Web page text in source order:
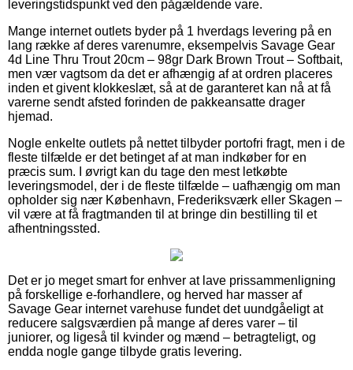
leveringstidspunkt ved den pågældende vare.
Mange internet outlets byder på 1 hverdags levering på en
lang række af deres varenumre, eksempelvis Savage Gear
4d Line Thru Trout 20cm – 98gr Dark Brown Trout – Softbait,
men vær vagtsom da det er afhængig af at ordren placeres
inden et givent klokkeslæt, så at de garanteret kan nå at få
varerne sendt afsted forinden de pakkeansatte drager
hjemad.
Nogle enkelte outlets på nettet tilbyder portofri fragt, men i de
fleste tilfælde er det betinget af at man indkøber for en
præcis sum. I øvrigt kan du tage den mest letkøbte
leveringsmodel, der i de fleste tilfælde – uafhængig om man
opholder sig nær København, Frederiksværk eller Skagen –
vil være at få fragtmanden til at bringe din bestilling til et
afhentningssted.
Det er jo meget smart for enhver at lave prissammenligning
på forskellige e-forhandlere, og herved har masser af
Savage Gear internet varehuse fundet det uundgåeligt at
reducere salgsværdien på mange af deres varer – til
juniorer, og ligeså til kvinder og mænd – betragteligt, og
endda nogle gange tilbyde gratis levering.